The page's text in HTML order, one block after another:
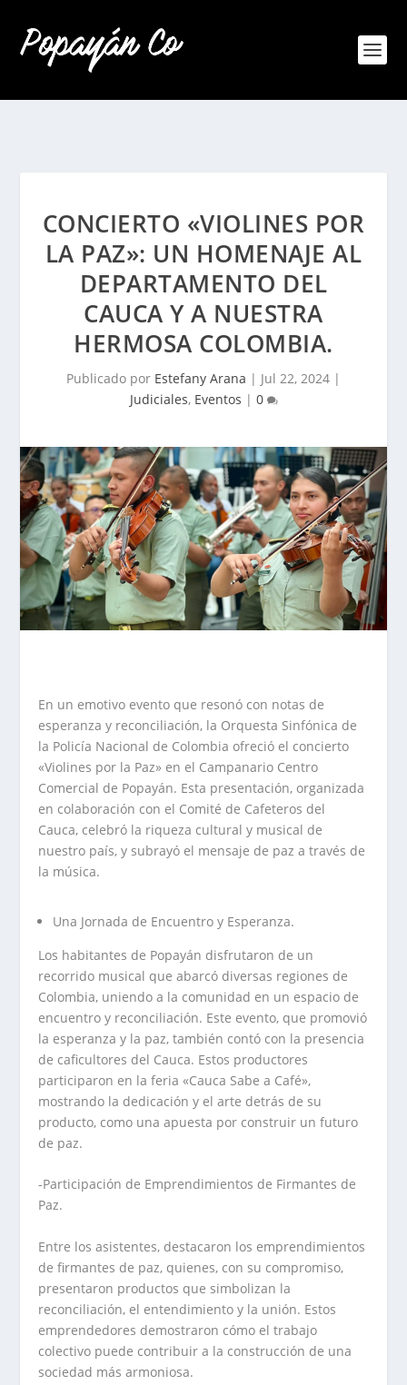
CONCIERTO «VIOLINES POR
LA PAZ»: UN HOMENAJE AL
DEPARTAMENTO DEL
CAUCA Y A NUESTRA
HERMOSA COLOMBIA.
Publicado por Estefany Arana | Jul 22, 2024 |
Judiciales, Eventos | 0
En un emotivo evento que resonó con notas de
esperanza y reconciliación, la Orquesta Sinfónica de
la Policía Nacional de Colombia ofreció el concierto
«Violines por la Paz» en el Campanario Centro
Comercial de Popayán. Esta presentación, organizada
en colaboración con el Comité de Cafeteros del
Cauca, celebró la riqueza cultural y musical de
nuestro país, y subrayó el mensaje de paz a través de
la música.
Una Jornada de Encuentro y Esperanza.
Los habitantes de Popayán disfrutaron de un
recorrido musical que abarcó diversas regiones de
Colombia, uniendo a la comunidad en un espacio de
encuentro y reconciliación. Este evento, que promovió
la esperanza y la paz, también contó con la presencia
de caficultores del Cauca. Estos productores
participaron en la feria «Cauca Sabe a Café»,
mostrando la dedicación y el arte detrás de su
producto, como una apuesta por construir un futuro
de paz.
-Participación de Emprendimientos de Firmantes de
Paz.
Entre los asistentes, destacaron los emprendimientos
de firmantes de paz, quienes, con su compromiso,
presentaron productos que simbolizan la
reconciliación, el entendimiento y la unión. Estos
emprendedores demostraron cómo el trabajo
colectivo puede contribuir a la construcción de una
sociedad más armoniosa.